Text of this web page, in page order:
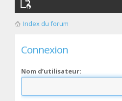
Qui sommes nous
Les membres
Index du forum
Connexion
Nom d’utilisateur: